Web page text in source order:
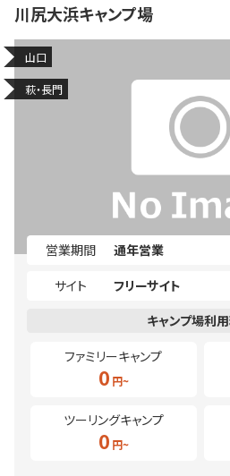
川尻大浜キャンプ場
山口
萩・長門
営業期間
通年営業
サイト
フリーサイト
ファミリーキャンプ
0
ツーリングキャンプ
0